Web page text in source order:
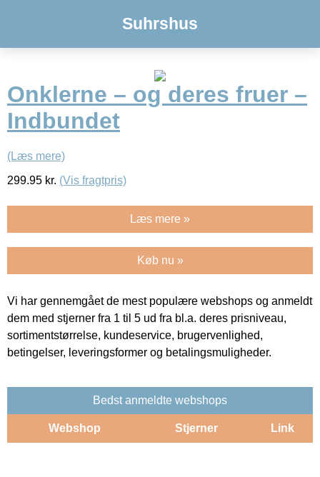
Suhrshus
Onklerne – og deres fruer –
Indbundet
(Læs mere)
299.95 kr. (Vis fragtpris)
Læs mere »
Køb nu »
Vi har gennemgået de mest populære webshops og anmeldt
dem med stjerner fra 1 til 5 ud fra bl.a. deres prisniveau,
sortimentstørrelse, kundeservice, brugervenlighed,
betingelser, leveringsformer og betalingsmuligheder.
Bedst anmeldte webshops
Webshop Stjerner Link